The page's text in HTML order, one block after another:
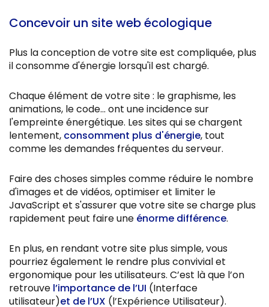
Concevoir un site web écologique
Plus la conception de votre site est compliquée, plus
il consomme d'énergie lorsqu'il est chargé.
Chaque élément de votre site : le graphisme, les
animations, le code... ont une incidence sur
l'empreinte énergétique. Les sites qui se chargent
lentement, consomment plus d'énergie, tout
comme les demandes fréquentes du serveur.
Faire des choses simples comme réduire le nombre
d'images et de vidéos, optimiser et limiter le
JavaScript et s'assurer que votre site se charge plus
rapidement peut faire une énorme différence.
En plus, en rendant votre site plus simple, vous
pourriez également le rendre plus convivial et
ergonomique pour les utilisateurs. C’est là que l’on
retrouve l’importance de l’UI (Interface
utilisateur)et de l’UX (l’Expérience Utilisateur).